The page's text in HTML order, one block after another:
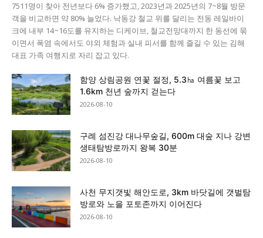
7511명이 찾아 전년보다 6% 증가했고, 2023년과 2025년의 7~8월 방문
객을 비교하면 약 80% 늘었다. 낙동강 철교 위를 달리는 전동 레일바이
크에 내부 14~16도를 유지하는 디케이브, 철교전망대까지 한 동선에 묶
이면서 폭염 속에서도 야외 체험과 실내 피서를 함께 즐길 수 있는 김해
대표 가족 여행지로 자리 잡고 있다.
함양 상림공원 연꽃 절정, 5.3㏊ 여름꽃 보고
1.6km 천년 숲까지 걷는다
2026-08-10
구례 섬진강 대나무숲길, 600m 대숲 지나 강변
생태탐방로까지 왕복 30분
2026-08-10
사천 무지갯빛 해안도로, 3km 바닷길에 갯벌탐
방로와 노을 포토존까지 이어진다
2026-08-10